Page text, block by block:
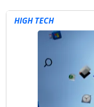
HIGH TECH